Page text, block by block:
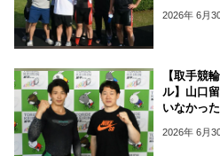
2026年 6月
【取手競
ル】山口
いなかっ
2026年 6月